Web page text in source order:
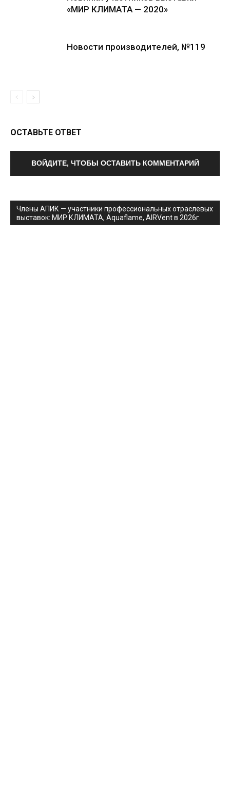
«МИР КЛИМАТА — 2020»
Новости производителей, №119
ОСТАВЬТЕ ОТВЕТ
ВОЙДИТЕ, ЧТОБЫ ОСТАВИТЬ КОММЕНТАРИЙ
Члены АПИК — участники профессиональных отраслевых
выставок: МИР КЛИМАТА, Aquaflame, AIRVent в 2026г.